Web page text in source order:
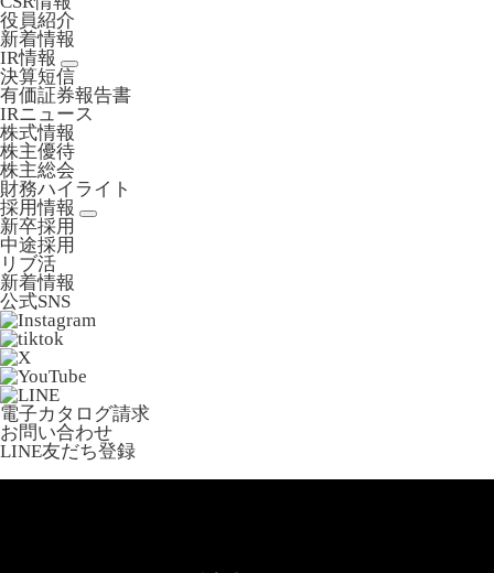
役員紹介
新着情報
IR情報
決算短信
有価証券報告書
IRニュース
株式情報
株主優待
株主総会
財務ハイライト
採用情報
新卒採用
中途採用
リブ活
新着情報
公式SNS
電子カタログ請求
お問い合わせ
LINE友だち登録